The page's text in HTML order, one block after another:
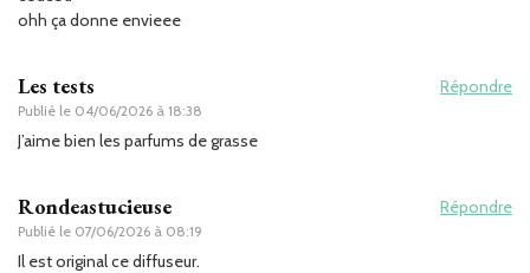
ohh ça donne envieee
Les tests
Publié le 04/06/2026 à 18:38
Répondre
J’aime bien les parfums de grasse
Rondeastucieuse
Publié le 07/06/2026 à 08:19
Répondre
Il est original ce diffuseur.